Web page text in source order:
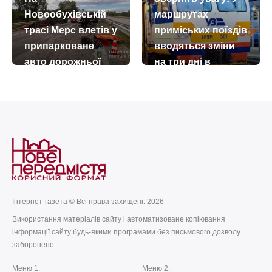
Гавриїла
today13.07.2026 remove_red_eye64
Новообухівській
трасі Мерс влетів у
припарковане
авто дорожньої
маршрутах
приміських поїздів
вводяться зміни
на три дні в
Інтернет-газета © Всі права захищені. 2026
Використання матеріалів сайту і автоматизоване копіювання
інформації сайту будь-якими програмами без письмового дозволу
заборонено.
Меню 1: Меню 2: